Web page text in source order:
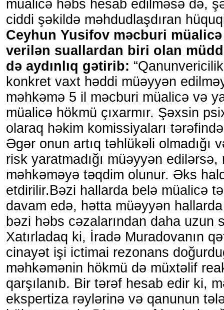
müalicə həbs hesab edilməsə də,
ciddi şəkildə məhdudlaşdıran
Ceyhun Yusifov məcburi
verilən suallardan biri olan
də aydınlıq gətirib:
konkret vaxt həddi müəyyən
məhkəmə 5 il məcburi müalicə və
müalicə hökmü çıxarmır. Şəxsin
olaraq həkim komissiyaları
Əgər onun artıq təhlükəli olmadığı
risk yaratmadığı müəyyən
məhkəməyə təqdim olunur. Əks
etdirilir.Bəzi hallarda belə müalicə
davam edə, hətta müəyyən
bəzi həbs cəzalarından daha uzun
Xatırladaq ki, İradə Muradovanın
cinayət işi ictimai rezonans
məhkəmənin hökmü də müxtəlif
qarşılanıb. Bir tərəf hesab edir ki,
ekspertiza rəylərinə və qanunun